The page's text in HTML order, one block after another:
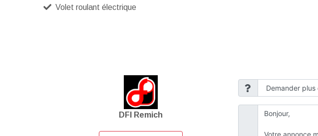
Volet roulant électrique
DFI Remich